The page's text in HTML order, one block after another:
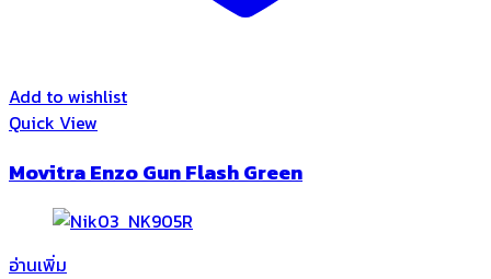
Add to wishlist
Quick View
Movitra Enzo Gun Flash Green
อ่านเพิ่ม